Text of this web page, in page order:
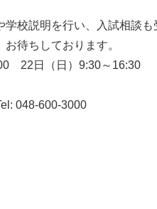
校説明を行い、入試相談も
待ちしております。
22日（日）9:30～16:30
048-600-3000